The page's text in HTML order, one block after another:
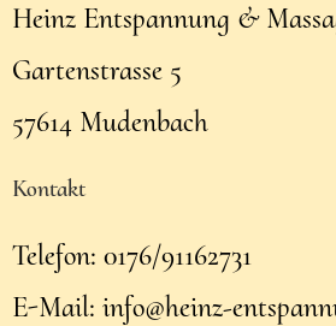
Heinz Entspannung &
Gartenstrasse 5
57614 Mudenbach
Kontakt
Telefon: 0176/91162731
E-Mail: info@heinz-